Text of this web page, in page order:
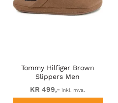
Tommy Hilfiger Brown
Slippers Men
KR 499,- inkl. mva.